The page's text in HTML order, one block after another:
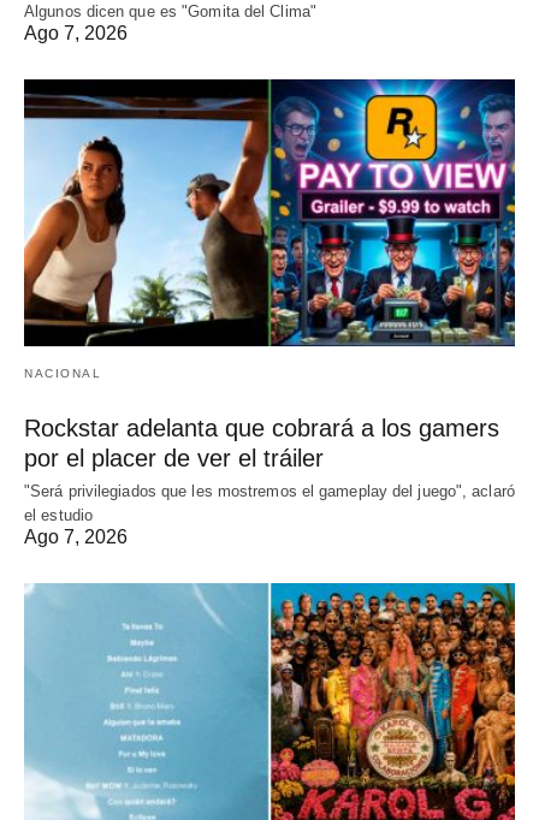
Algunos dicen que es "Gomita del Clima"
Ago 7, 2026
NACIONAL
Rockstar adelanta que cobrará a los gamers
por el placer de ver el tráiler
"Será privilegiados que les mostremos el gameplay del juego", aclaró
el estudio
Ago 7, 2026